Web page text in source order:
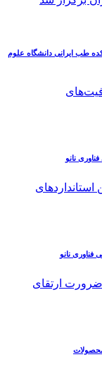
طب ایرانی دانشگاه علوم
نانو
نانو